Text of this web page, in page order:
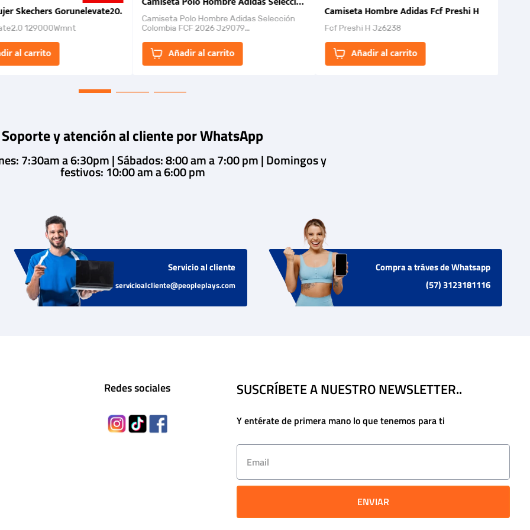
Skechers Gorunelevate20.
129000Wmnt
al carrito
Camiseta Polo Hombre Adidas Selección
Colombia FCF 2026 Jz9079
un estilo de...Añadir al carrito
Camiseta Hombre Adidas Fcf Preshi H
Fcf Preshi H Jz6238
Añadir al carrito
Soporte y atención al cliente por WhatsApp
7:30am a 6:30pm | Sábados: 8:00 am a 7:00 pm | Domingos y
festivos: 10:00 am a 6:00 pm
Servicio al cliente
servicioalcliente@peopleplays.com
Compra a tráves de Whatsapp
(57) 3123181116
Redes sociales SUSCRÍBETE A NUESTRO NEWSLETTER..
Y entérate de primera mano lo que tenemos para ti
ENVIAR